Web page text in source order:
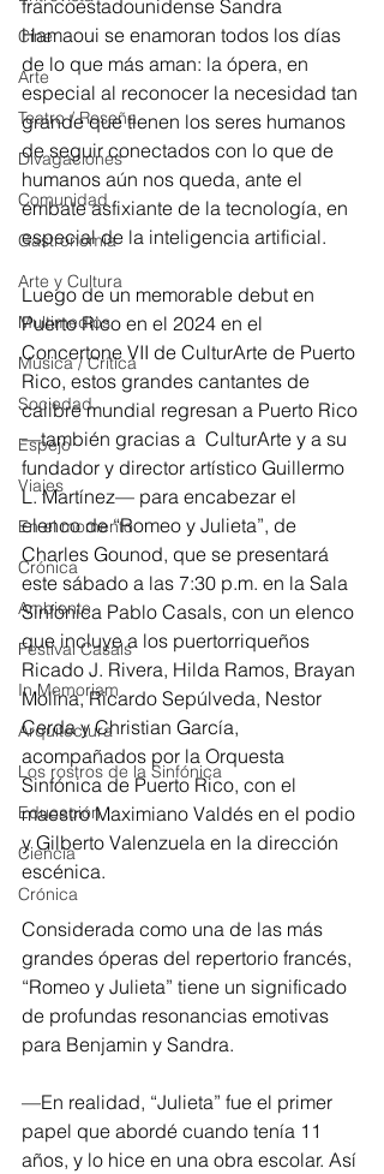
Cine
Arte
Teatro / Reseña
Divagaciones
Comunidad
Gastronomía
Arte y Cultura
Multimedios
Música / Crítica
Sociedad
Espejo
Viajes
En el momento
Crónica
Ambiente
Festival Casals
In Memoriam
Arquitectura
Los rostros de la Sinfónica
Educación
Ciencia
Crónica
francoestadounidense Sandra
Hamaoui se enamoran todos los días
de lo que más aman: la ópera, en
especial al reconocer la necesidad tan
grande que tienen los seres humanos
de seguir conectados con lo que de
humanos aún nos queda, ante el
embate asfixiante de la tecnología, en
especial de la inteligencia artificial.
Luego de un memorable debut en
Puerto Rico en el 2024 en el
Concertone VII de CulturArte de Puerto
Rico, estos grandes cantantes de
calibre mundial regresan a Puerto Rico
—también gracias a  CulturArte y a su
fundador y director artístico Guillermo
L. Martínez— para encabezar el
elenco de “Romeo y Julieta”, de
Charles Gounod, que se presentará
este sábado a las 7:30 p.m. en la Sala
Sinfónica Pablo Casals, con un elenco
que incluye a los puertorriqueños
Ricado J. Rivera, Hilda Ramos, Brayan
Molina, Ricardo Sepúlveda, Nestor
Cerda y Christian García,
acompañados por la Orquesta
Sinfónica de Puerto Rico, con el
maestro Maximiano Valdés en el podio
y Gilberto Valenzuela en la dirección
escénica.
Considerada como una de las más
grandes óperas del repertorio francés,
“Romeo y Julieta” tiene un significado
de profundas resonancias emotivas
para Benjamin y Sandra.
—En realidad, “Julieta” fue el primer
papel que abordé cuando tenía 11
años, y lo hice en una obra escolar. Así